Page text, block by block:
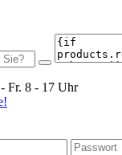
Fr. 8 - 17 Uhr